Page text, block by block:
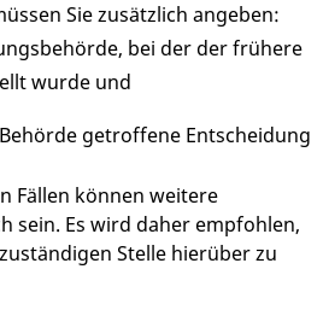
Sie zusätzlich angeben:
bei der der frühere
wurde und
getroffene Entscheidung
Fällen können weitere
sein. Es wird daher empfohlen,
Stelle hierüber zu